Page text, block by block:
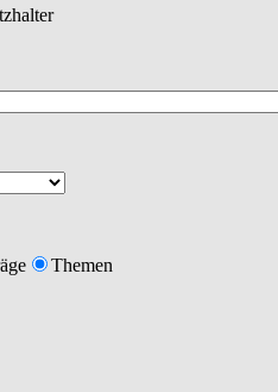
Themen